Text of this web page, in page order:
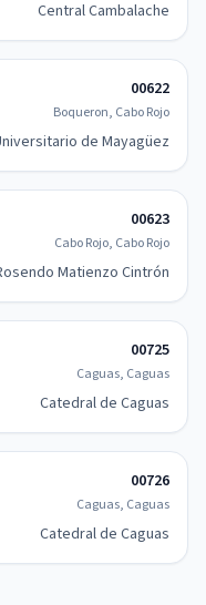
Central Cambalache
00622
Boqueron, Cabo Rojo
de Mayagüez
00623
Cabo Rojo, Cabo Rojo
Matienzo Cintrón
00725
Caguas, Caguas
Catedral de Caguas
00726
Caguas, Caguas
Catedral de Caguas